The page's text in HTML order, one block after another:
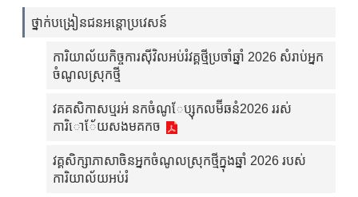
ថ្នាក់បង្រៀនជនអន្តោប្រវេសន៍
ការិយាល័យកិច្ចការស៊ីវិលអប់រំវគ្គថ្មីប្រចាំឆ្នាំ 2026 សំរាប់អ្នក
ចំណូលស្រុកថ្មី
វគគសិកាសប្មរអ់ នកចំណូែប្សុកលម៊ីឆនំ2026 ររស់
ការិោែ័យសងមគកច
វគ្គសិក្សាភាសាចិនអ្នកចំណូលស្រុកថ្មីក្នុងឆ្នាំ 2026 របស់
ការិយាល័យអប់រំ